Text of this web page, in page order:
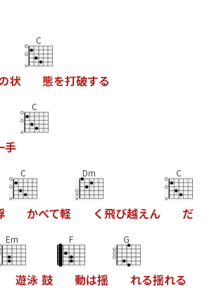
状
C
態を打破する
手
C
C
かべて軽
Dm
く飛び越えん
C
だ
Em
遊泳 鼓
F
動は揺
G
れる揺れる